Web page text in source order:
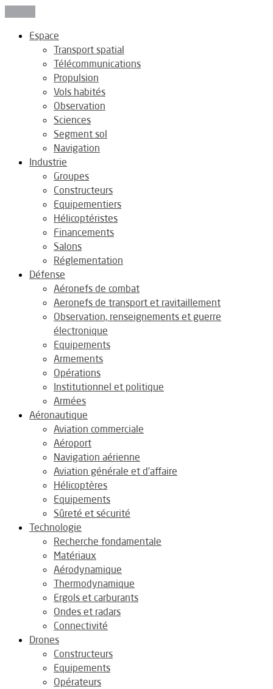
Espace
Transport spatial
Télécommunications
Propulsion
Vols habités
Observation
Sciences
Segment sol
Navigation
Industrie
Groupes
Constructeurs
Equipementiers
Hélicoptéristes
Financements
Salons
Réglementation
Défense
Aéronefs de combat
Aeronefs de transport et ravitaillement
Observation, renseignements et guerre
électronique
Equipements
Armements
Opérations
Institutionnel et politique
Armées
Aéronautique
Aviation commerciale
Aéroport
Navigation aérienne
Aviation générale et d’affaire
Hélicoptères
Equipements
Sûreté et sécurité
Technologie
Recherche fondamentale
Matériaux
Aérodynamique
Thermodynamique
Ergols et carburants
Ondes et radars
Connectivité
Drones
Constructeurs
Equipements
Opérateurs